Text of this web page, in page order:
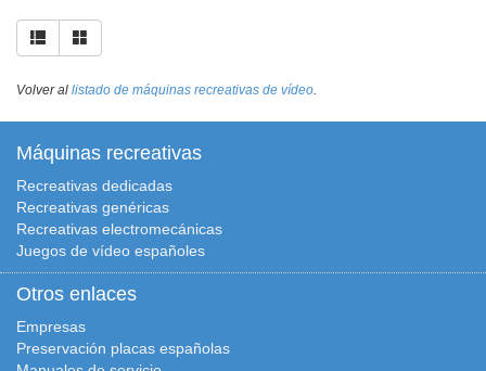
Volver al listado de máquinas recreativas de vídeo.
Máquinas recreativas
Recreativas dedicadas
Recreativas genéricas
Recreativas electromecánicas
Juegos de vídeo españoles
Otros enlaces
Empresas
Preservación placas españolas